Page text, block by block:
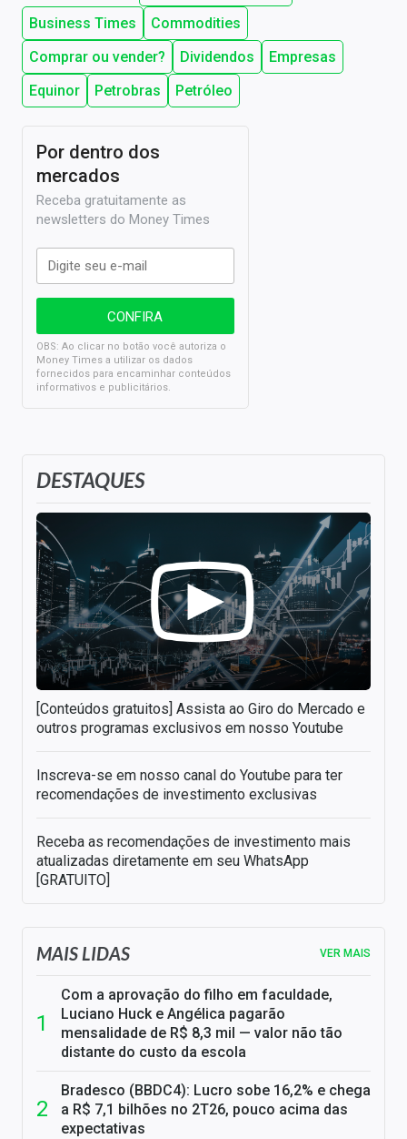
Business Times
Commodities
Comprar ou vender?
Dividendos
Empresas
Equinor
Petrobras Petróleo
DESTAQUES
[Conteúdos gratuitos] Assista ao Giro do Mercado e
outros programas exclusivos em nosso Youtube
Inscreva-se em nosso canal do Youtube para ter
recomendações de investimento exclusivas
Receba as recomendações de investimento mais
atualizadas diretamente em seu WhatsApp
[GRATUITO]
Por dentro dos
mercados
Receba gratuitamente as
newsletters do Money Times
OBS: Ao clicar no botão você autoriza o
Money Times a utilizar os dados
fornecidos para encaminhar conteúdos
informativos e publicitários.
MAIS LIDAS VER MAIS
Com a aprovação do filho em faculdade,
Luciano Huck e Angélica pagarão
mensalidade de R$ 8,3 mil — valor não tão
distante do custo da escola
Bradesco (BBDC4): Lucro sobe 16,2% e chega
a R$ 7,1 bilhões no 2T26, pouco acima das
expectativas